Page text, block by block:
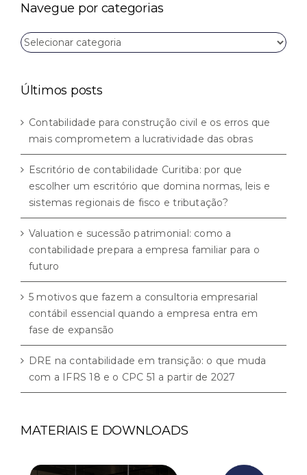
Navegue por categorias
Navegue
por
Últimos posts
Contabilidade para construção civil e os erros que
mais comprometem a lucratividade das obras
Escritório de contabilidade Curitiba: por que
escolher um escritório que domina normas, leis e
sistemas regionais de fisco e tributação?
Valuation e sucessão patrimonial: como a
contabilidade prepara a empresa familiar para o
futuro
5 motivos que fazem a consultoria empresarial
contábil essencial quando a empresa entra em
fase de expansão
DRE na contabilidade em transição: o que muda
com a IFRS 18 e o CPC 51 a partir de 2027
MATERIAIS E DOWNLOADS